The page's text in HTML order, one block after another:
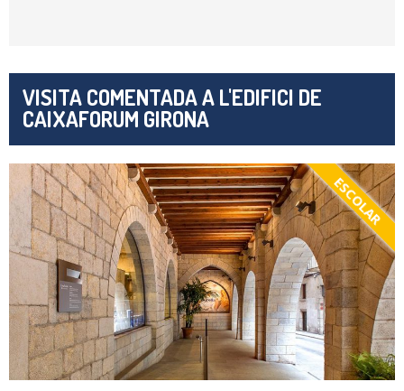
VISITA COMENTADA A L'EDIFICI DE
CAIXAFORUM GIRONA
ESCOLAR